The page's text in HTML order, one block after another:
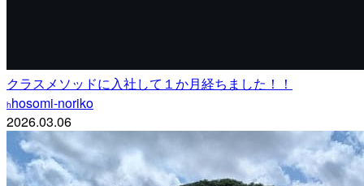
クラスメソッドに入社して１か月経ちました！！
hhosomi-noriko
2026.03.06